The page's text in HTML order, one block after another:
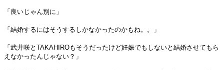
「良いじゃん別に」
「結婚するにはそうするしかなかったのかもね。。」
「武井咲とTAKAHIROもそうだったけど妊娠でもしないと結婚させてもら
えなかったんじゃない？」